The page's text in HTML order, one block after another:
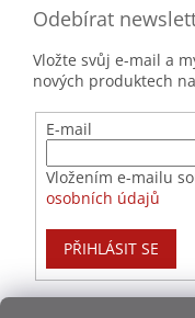
Odebírat
Vložte svůj e-mail a
nových produktech
E-mail
Vložením e-mailu
osobních údajů
PŘIHLÁSIT SE